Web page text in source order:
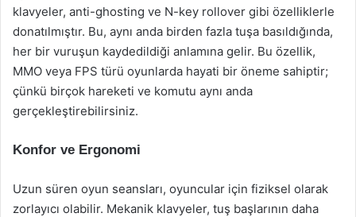
klavyeler, anti-ghosting ve N-key rollover gibi özelliklerle
donatılmıştır. Bu, aynı anda birden fazla tuşa basıldığında,
her bir vuruşun kaydedildiği anlamına gelir. Bu özellik,
MMO veya FPS türü oyunlarda hayati bir öneme sahiptir;
çünkü birçok hareketi ve komutu aynı anda
gerçekleştirebilirsiniz.
Konfor ve Ergonomi
Uzun süren oyun seansları, oyuncular için fiziksel olarak
zorlayıcı olabilir. Mekanik klavyeler, tuş başlarının daha